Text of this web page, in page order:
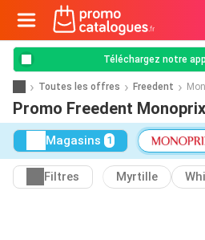
Téléchargez notre
Toutes les offres Freedent
Promo Freedent Monoprix
Magasins 1
Filtres Myrtille